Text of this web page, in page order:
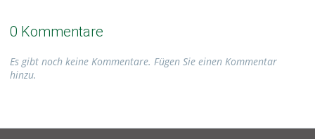
0 Kommentare
Es gibt noch keine Kommentare. Fügen Sie einen Kommentar
hinzu.